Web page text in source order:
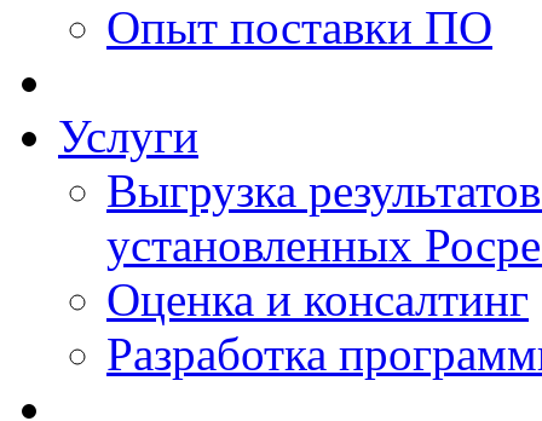
Опыт поставки ПО
Услуги
Выгрузка
установленных
Оценка и консалтинг
Разработка